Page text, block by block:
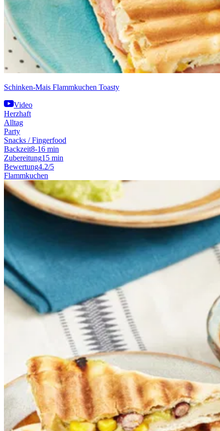
Schinken-Mais Flammkuchen Toasty
Video
Herzhaft
Alltag
Party
Snacks / Fingerfood
Backzeit8-16 min
Zubereitung15 min
Bewertung4.2/5
Flammkuchen